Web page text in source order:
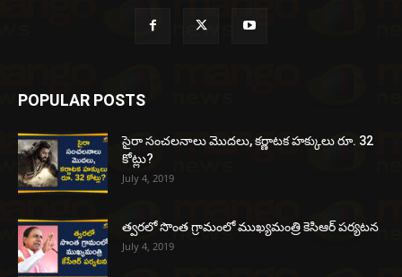
POPULAR POSTS
సైరా సంచలనాలు మొదలు, కర్ణాటక హక్కులు రూ. 32
కోట్లు?
July 4, 2019
త్వరలో సొంత గ్రామంలో ముఖ్యమంత్రి కెసిఆర్ పర్యటన
July 4, 2019